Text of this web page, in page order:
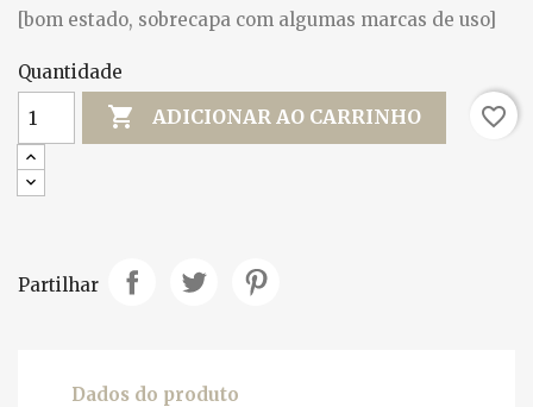
[bom estado, sobrecapa com algumas marcas de uso]
Quantidade
 ADICIONAR AO CARRINHO favorite_border
Partilhar
Dados do produto